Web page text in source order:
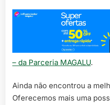
– da Parceria MAGALU.
Ainda não encontrou a
Oferecemos mais uma